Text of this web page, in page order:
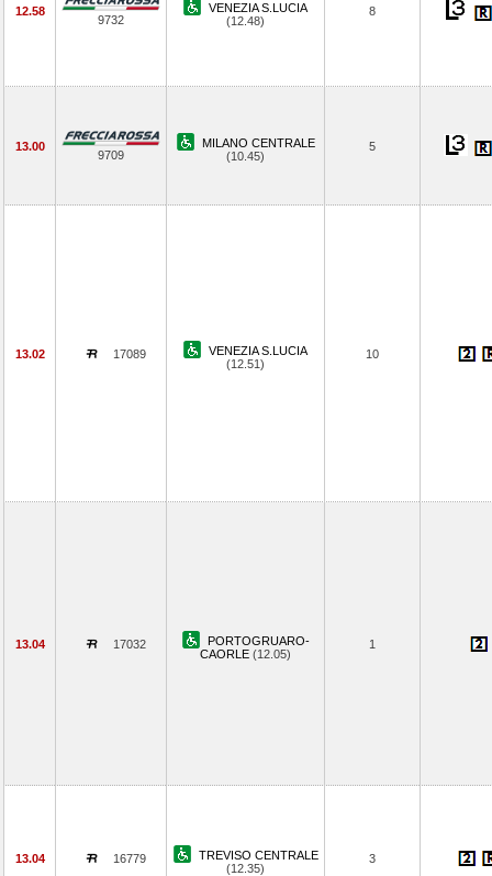
12.58
9732
VENEZIA S.LUCIA
(12.48)
8
13.00
9709
MILANO CENTRALE
(10.45)
5
13.02 17089
VENEZIA S.LUCIA
(12.51)
10
13.04 17032
PORTOGRUARO-
CAORLE (12.05)
1
13.04 16779
TREVISO CENTRALE
(12.35)
3